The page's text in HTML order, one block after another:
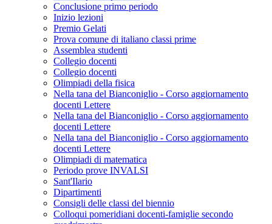
Conclusione primo periodo
Inizio lezioni
Premio Gelati
Prova comune di italiano classi prime
Assemblea studenti
Collegio docenti
Collegio docenti
Olimpiadi della fisica
Nella tana del Bianconiglio - Corso aggiornamento
docenti Lettere
Nella tana del Bianconiglio - Corso aggiornamento
docenti Lettere
Nella tana del Bianconiglio - Corso aggiornamento
docenti Lettere
Olimpiadi di matematica
Periodo prove INVALSI
Sant'Ilario
Dipartimenti
Consigli delle classi del biennio
Colloqui pomeridiani docenti-famiglie secondo